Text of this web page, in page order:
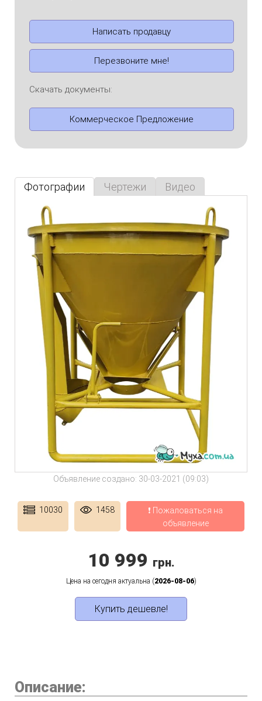
Написать продавцу
Перезвоните мне!
Скачать документы:
Коммерческое Предложение
Фотографии Чертежи Видео
Объявление создано: 30-03-2021 (09:03)
10030 1458
❗ Пожаловаться на
объявление
10 999 грн.
Цена на сегодня актуальна (2026-08-06)
Купить дешевле!
Описание: